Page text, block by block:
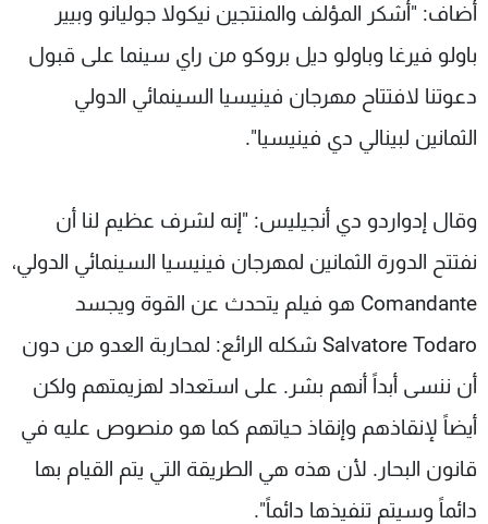
أضاف: "أشكر المؤلف والمنتجين نيكولا جوليانو وبيير
باولو فيرغا وباولو ديل بروكو من راي سينما على قبول
دعوتنا لافتتاح مهرجان فينيسيا السينمائي الدولي
الثمانين لبينالي دي فينيسيا".
وقال إدواردو دي أنجيليس: "إنه لشرف عظيم لنا أن
نفتتح الدورة الثمانين لمهرجان فينيسيا السينمائي الدولي،
Comandante هو فيلم يتحدث عن القوة ويجسد
Salvatore Todaro شكله الرائع: لمحاربة العدو من دون
أن ننسى أبداً أنهم بشر. على استعداد لهزيمتهم ولكن
أيضاً لإنقاذهم وإنقاذ حياتهم كما هو منصوص عليه في
قانون البحار. لأن هذه هي الطريقة التي يتم القيام بها
دائماً وسيتم تنفيذها دائماً".